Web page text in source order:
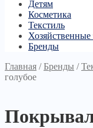
Детям
Косметика
Текстиль
Бренды
Главная /Бренды /
голубое